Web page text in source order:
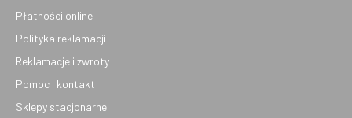
Płatności online
Polityka reklamacji
Reklamacje i zwroty
Pomoc i kontakt
Sklepy stacjonarne